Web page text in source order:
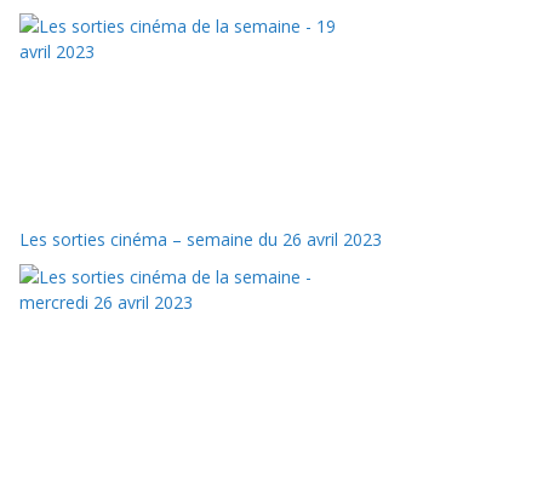
Les sorties cinéma – semaine du 26 avril 2023